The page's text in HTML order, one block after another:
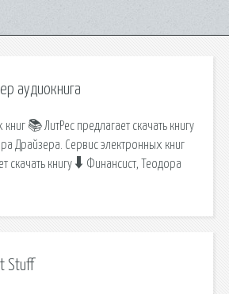
аудиокнига
📚 ЛитРес предлагает скачать книгу
Драйзера. Сервис электронных книг
скачать книгу 🠳 Финансист, Теодора
Stuff